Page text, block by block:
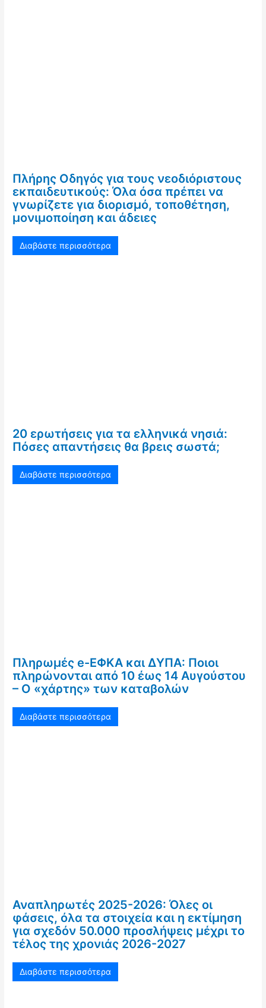
Πλήρης Οδηγός για τους νεοδιόριστους
εκπαιδευτικούς: Όλα όσα πρέπει να
γνωρίζετε για διορισμό, τοποθέτηση,
μονιμοποίηση και άδειες
Διαβάστε περισσότερα
20 ερωτήσεις για τα ελληνικά νησιά:
Πόσες απαντήσεις θα βρεις σωστά;
Διαβάστε περισσότερα
Πληρωμές e-ΕΦΚΑ και ΔΥΠΑ: Ποιοι
πληρώνονται από 10 έως 14 Αυγούστου
– Ο «χάρτης» των καταβολών
Διαβάστε περισσότερα
Αναπληρωτές 2025-2026: Όλες οι
φάσεις, όλα τα στοιχεία και η εκτίμηση
για σχεδόν 50.000 προσλήψεις μέχρι το
τέλος της χρονιάς 2026-2027
Διαβάστε περισσότερα